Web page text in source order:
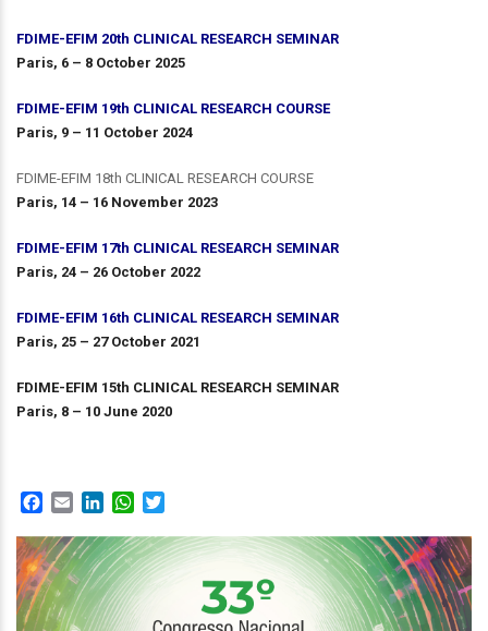
FDIME-EFIM 20th CLINICAL RESEARCH SEMINAR
Paris, 6 – 8 October 2025
FDIME-EFIM 19th CLINICAL RESEARCH COURSE
Paris, 9 – 11 October 2024
FDIME-EFIM 18th CLINICAL RESEARCH COURSE
Paris, 14 – 16 November 2023
FDIME-EFIM 17th CLINICAL RESEARCH SEMINAR
Paris, 24 – 26 October 2022
FDIME-EFIM 16th CLINICAL RESEARCH SEMINAR
Paris, 25 – 27 October 2021
FDIME-EFIM 15th CLINICAL RESEARCH SEMINAR
Paris, 8 – 10 June 2020
Facebook
Email LinkedInWhatsApp